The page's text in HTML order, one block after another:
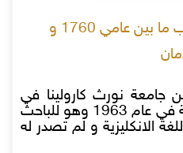
الفصائل السياسية في حلب ما بين عامي 1760 و
جامعة نورث كارولينا في
الولايات المتحدة الأمريكية في عام 1963 وهو للباحث
الانكليزية و لم تصدر له